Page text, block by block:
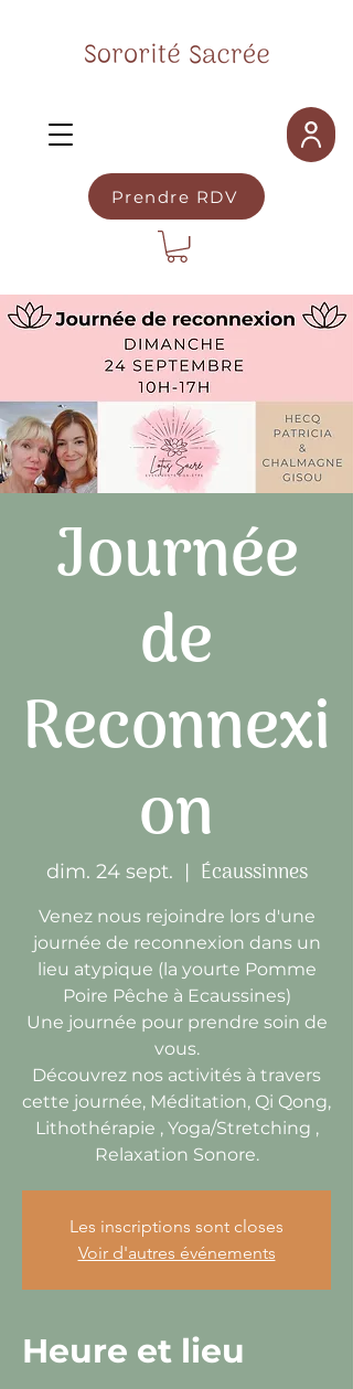
Prendre RDV
Journée
de
Reconnexi
on
dim. 24 sept.
  |
Écaussinnes
Venez nous rejoindre lors d'une
journée de reconnexion dans un
lieu atypique (la yourte Pomme
Poire Pêche à Ecaussines)
Une journée pour prendre soin de
vous.
Découvrez nos activités à travers
cette journée, Méditation, Qi Qong,
Lithothérapie , Yoga/Stretching ,
Relaxation Sonore.
Les inscriptions sont closes
Voir d'autres événements
Heure et lieu